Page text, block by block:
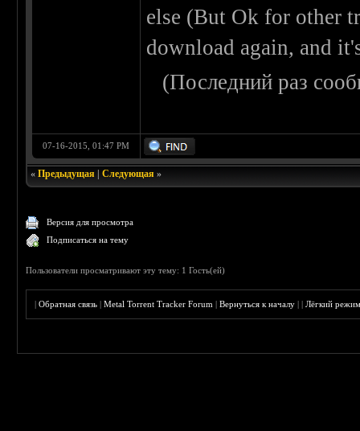
else (But Ok for other
download again, and
(Последний раз
07-16-2015, 01:47 PM
«Предыдущая |Следующая »
Версия для просмотра
Подписаться на тему
Пользователи просматривают эту тему: 1 Гость(ей)
|Обратная связь |Metal Torrent Tracker Forum |Вернуться к началу ||Лёгкий